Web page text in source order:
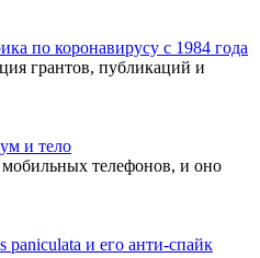
по коронавирусу с 1984 года
грантов, публикаций и
и тело
телефонов, и оно
paniculata и его анти-спайк